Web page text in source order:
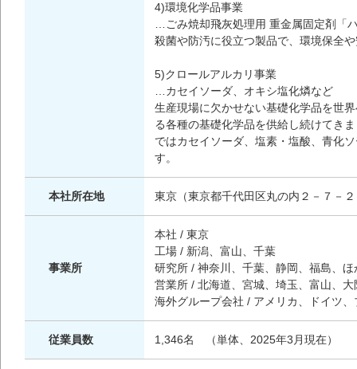
4)環境化学品事業
…ごみ焼却飛灰処理用 重金属固定剤「
殺菌や防汚に役立つ製品で、環境保全
5)クロールアルカリ事業
…カセイソーダ、オキシ塩化燐など
生産現場に欠かせない基礎化学品を世
る各種の基礎化学品を供給し続けてき
ではカセイソーダ、塩素・塩酸、青化
す。
本社所在地 東京（東京都千代田区丸の内２－７－
事業所
本社 / 東京
工場 / 新潟、富山、千葉
研究所 / 神奈川、千葉、静岡、福島、ほ
営業所 / 北海道、宮城、埼玉、富山、大
海外グループ会社 / アメリカ、ドイツ
従業員数 1,346名 （単体、2025年3月現在）